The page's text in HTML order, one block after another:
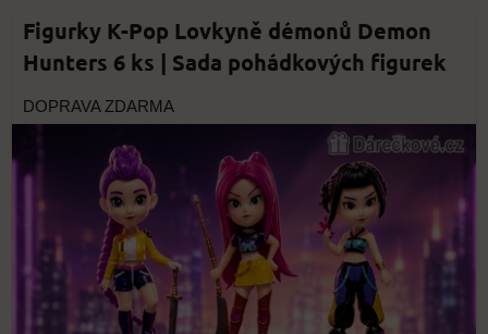
Figurky K-Pop Lovkyně démonů Demon
Hunters 6 ks | Sada pohádkových figurek
DOPRAVA ZDARMA